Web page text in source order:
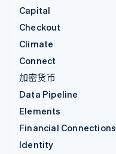
Capital
Checkout
Climate
Connect
加密货币
Data Pipeline
Elements
Financial Connections
Identity